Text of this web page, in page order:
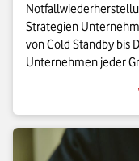
Strategien
von Cold Standby bis
Unternehmen jeder